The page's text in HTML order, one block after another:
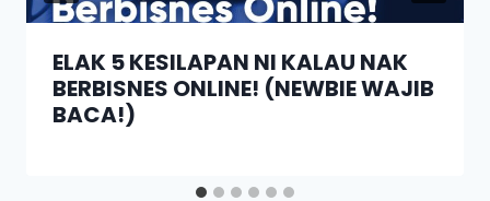
ELAK 5 KESILAPAN NI KALAU NAK
BERBISNES ONLINE! (NEWBIE WAJIB
BACA!)